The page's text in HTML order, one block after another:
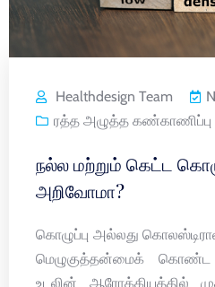
Healthdesign Team
ரத்த அழுத்த கண்காணிப்பு
நல்ல மற்றும் கெட்ட
அறிவோமா?
கொழுப்பு அல்லது
மெழுகுத்தன்மைக்
உடலின் ஆரோக்கியத்தில்